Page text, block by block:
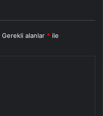
Gerekli alanlar * ile